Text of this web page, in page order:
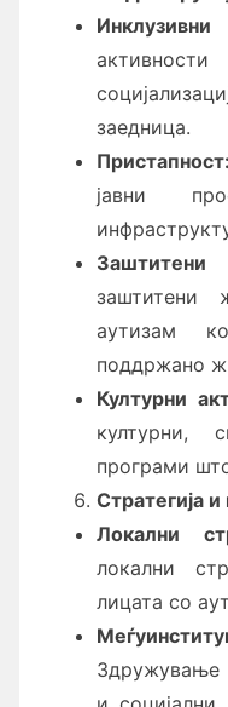
заедница.
Пристапност:
јавни
Заштитени
заштитени
аутизам
поддржано
Културни
културни,
програми
Стратегија и
Локални
локални
лицата со
Здружување